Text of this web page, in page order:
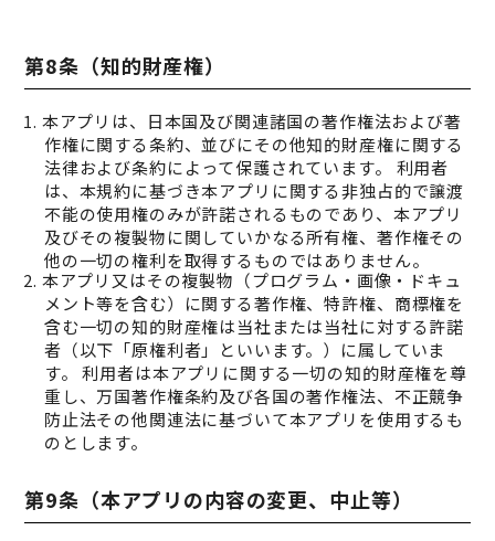
第8条（知的財産権）
1. 本アプリは、日本国及び関連諸国の著作権法および著
作権に関する条約、並びにその他知的財産権に関する
法律および条約によって保護されています。 利用者
は、本規約に基づき本アプリに関する非独占的で譲渡
不能の使用権のみが許諾されるものであり、本アプリ
及びその複製物に関していかなる所有権、著作権その
他の一切の権利を取得するものではありません。
2. 本アプリ又はその複製物（プログラム・画像・ドキュ
メント等を含む）に関する著作権、特許権、商標権を
含む一切の知的財産権は当社または当社に対する許諾
者（以下「原権利者」といいます。）に属していま
す。 利用者は本アプリに関する一切の知的財産権を尊
重し、万国著作権条約及び各国の著作権法、不正競争
防止法その他関連法に基づいて本アプリを使用するも
のとします。
第9条（本アプリの内容の変更、中止等）